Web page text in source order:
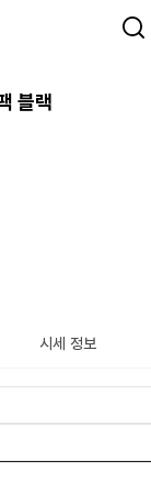
블랙
시세 정보